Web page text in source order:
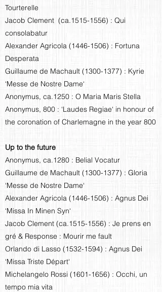
Tourterelle
Jacob Clement (ca.1515-1556) : Qui
consolabatur
Alexander Agricola (1446-1506) : Fortuna
Desperata
Guillaume de Machault (1300-1377) : Kyrie
‘Messe de Nostre Dame‘
Anonymus, ca.1250 : O Maria Maris Stella
Anonymus, 800 : ‘Laudes Regiae‘ in honour of
the coronation of Charlemagne in the year 800
Up to the future
Anonymus, ca.1280 : Belial Vocatur
Guillaume de Machault (1300-1377) : Gloria
‘Messe de Nostre Dame‘
Alexander Agricola (1446-1506) : Agnus Dei
‘Missa In Minen Syn‘
Jacob Clement (ca.1515-1556) : Je prens en
gré & Response : Mourir me fault
Orlando di Lasso (1532-1594) : Agnus Dei
‘Missa Triste Départ‘
Michelangelo Rossi (1601-1656) : Occhi, un
tempo mia vita